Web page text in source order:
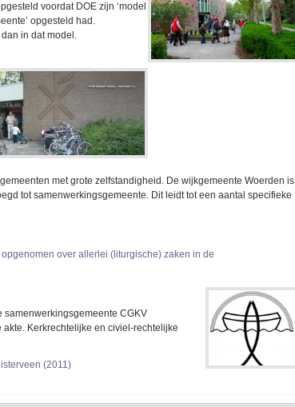
voordat DOE zijn ‘model
opgesteld had.
in dat model.
met grote zelfstandigheid. De wijkgemeente Woerden is
tot samenwerkingsgemeente. Dit leidt tot een aantal specifieke
over allerlei (liturgische) zaken in de
samenwerkingsgemeente CGKV
Kerkrechtelijke en civiel-rechtelijke
(2011)